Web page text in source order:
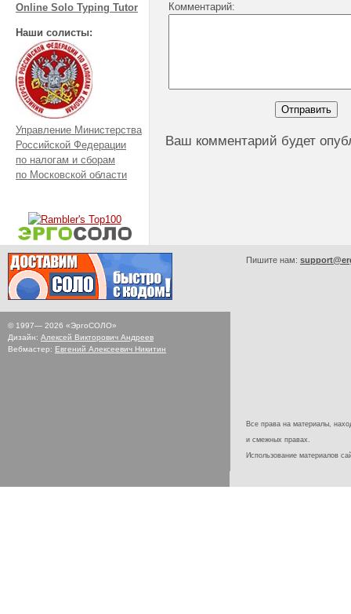
Online Solo Typing Tutor
Наши солисты:
Управление Министерства
Российской Федерации
по налогам и сборам
по Московской области
Комментарий:
Ваш комментарий будет
© 1997— 2026 «ЭргоСОЛО»
Дизайн: Алексей Викторович Андреев
Вебмастер: Евгений Алексеевич Никитин
Пишите нам:
Все права на материалы,
и смежных правах.
Использование материалов